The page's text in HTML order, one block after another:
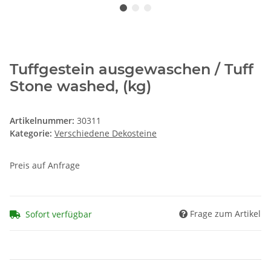
Tuffgestein ausgewaschen / Tuff
Stone washed, (kg)
Artikelnummer: 30311
Kategorie: Verschiedene Dekosteine
Preis auf Anfrage
Sofort verfügbar Frage zum Artikel